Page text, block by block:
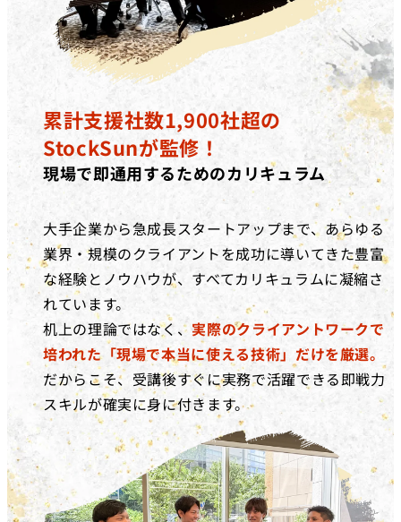
累計支援社数1,900社超の
StockSunが監修！
現場で即通用するためのカリキュラム
大手企業から急成長スタートアップまで、あらゆる
業界・規模のクライアントを成功に導いてきた豊富
な経験とノウハウが、すべてカリキュラムに凝縮さ
れています。
机上の理論ではなく、実際のクライアントワークで
培われた「現場で本当に使える技術」だけを厳選。
だからこそ、受講後すぐに実務で活躍できる即戦力
スキルが確実に身に付きます。